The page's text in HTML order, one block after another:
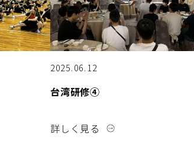
2025.06.12
台湾研修④
詳しく見る